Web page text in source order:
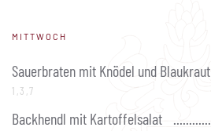
MITTWOCH
Sauerbraten mit Knödel und Blaukraut
1,3,7
Backhendl mit Kartoffelsalat